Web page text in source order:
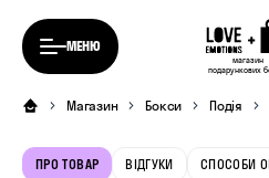
МЕНЮ
магазин
подарункових
Магазин Бокси Подія
ПРО ТОВАР ВІДГУКИ СПОСОБИ